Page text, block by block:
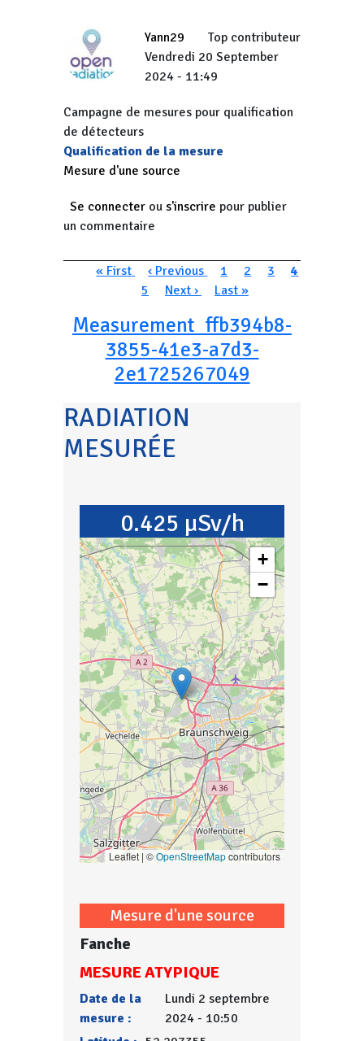
Yann29
Top contributeur
Vendredi 20 September
2024 - 11:49
Campagne de mesures pour qualification
de détecteurs
Qualification de la mesure
Mesure d'une source
Se connecter ou s'inscrire pour publier
un commentaire
Pagination
Première page
« First Page précédente
‹ Previous Page
1 Page
2 Page
3 Page
4
Page
5 Page suivante
Next › Dernière page
Last »
Measurement_ffb394b8-
3855-41e3-a7d3-
2e1725267049
RADIATION
MESURÉE
0.425 µSv/h
+
−
Leaflet | ©OpenStreetMapcontributors
Mesure d'une source
Fanche
MESURE ATYPIQUE
Date de la
mesure :
Lundi 2 septembre
2024 - 10:50